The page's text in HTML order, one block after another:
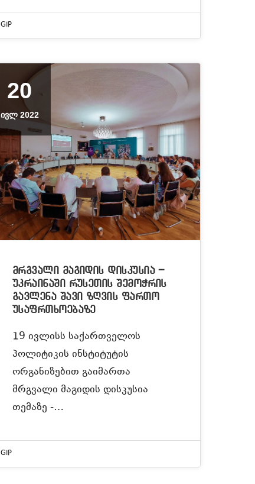
GIP
20
ᲘᲕᲚ 2022
მრგვალი მაგიდის დისკუსია –
უკრაინაში რუსეთის შემოჭრის
გავლენა შავი ზღვის ფართო
უსაფრთხოებაზე
19 ივლისს საქართველოს
პოლიტიკის ინსტიტუტის
ორგანიზებით გაიმართა
მრგვალი მაგიდის დისკუსია
თემაზე -…
GIP